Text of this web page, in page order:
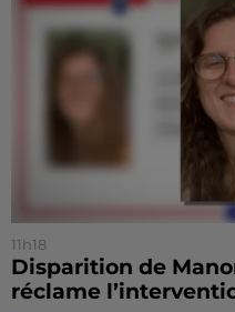
11h18
Disparition de
réclame